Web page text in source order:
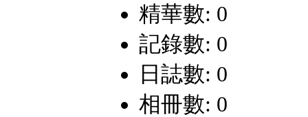
精華數: 0
記錄數: 0
日誌數: 0
相冊數: 0